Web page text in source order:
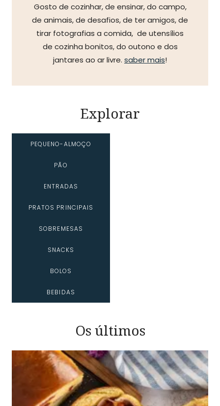
Gosto de cozinhar, de ensinar, do campo,
de animais, de desafios, de ter amigos, de
tirar fotografias a comida, de utensílios
de cozinha bonitos, do outono e dos
jantares ao ar livre. saber mais!
Explorar
PEQUENO-ALMOÇO
PÃO
ENTRADAS
PRATOS PRINCIPAIS
SOBREMESAS
SNACKS
BOLOS
BEBIDAS
Os últimos